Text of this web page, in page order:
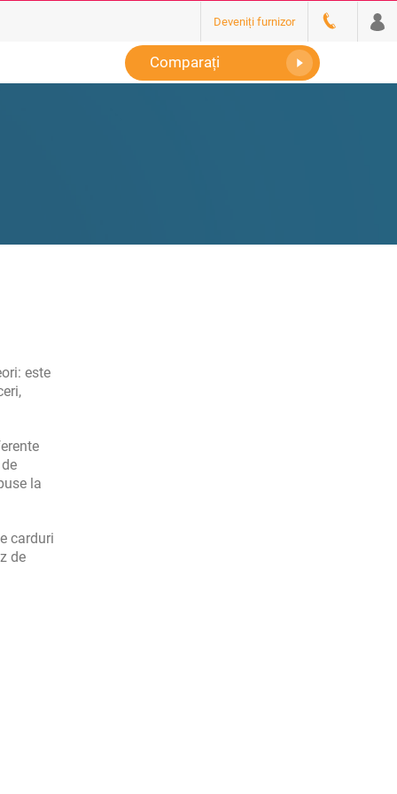
Deveniți furnizor
Comparați
este
la
carduri
de